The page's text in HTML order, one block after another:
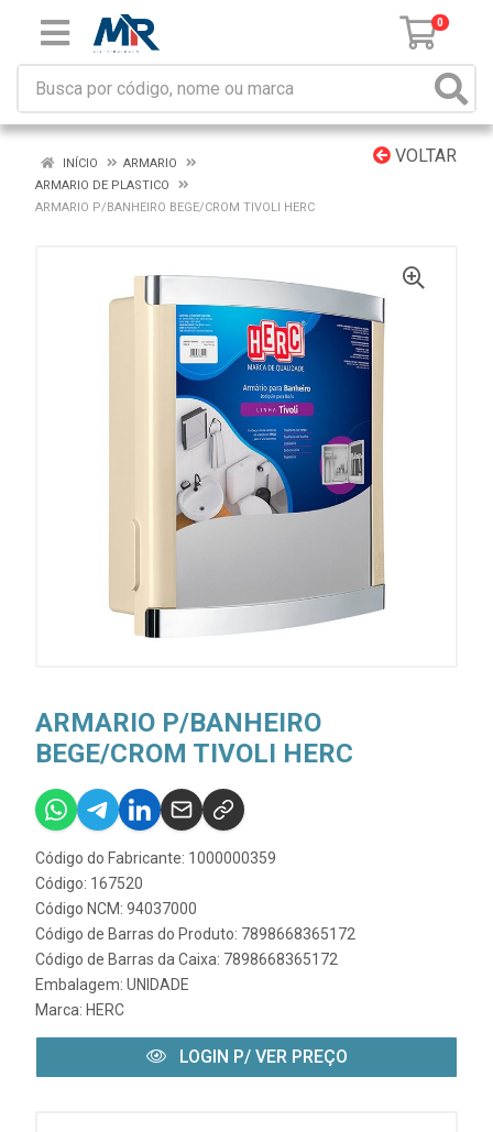
0
VOLTAR
INÍCIO
ARMARIO
ARMARIO DE PLASTICO
ARMARIO P/BANHEIRO BEGE/CROM TIVOLI HERC
ARMARIO P/BANHEIRO
BEGE/CROM TIVOLI HERC
Código do Fabricante: 1000000359
Código: 167520
Código NCM: 94037000
Código de Barras do Produto: 7898668365172
Código de Barras da Caixa: 7898668365172
Embalagem: UNIDADE
Marca: HERC
LOGIN P/ VER PREÇO